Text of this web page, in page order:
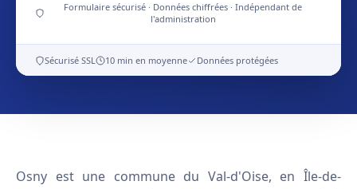
Formulaire sécurisé · Données chiffrées · Indépendant de
l'administration
Sécurisé SSL 10 min en moyenne Données protégées
Osny est une commune du Val-d'Oise, en Île-de-